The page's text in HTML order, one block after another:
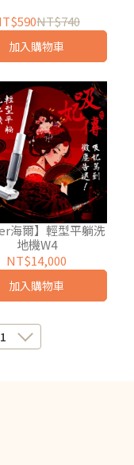
NT$740
加入購物車
海爾】輕型平躺洗
地機W4
NT$14,000
加入購物車
1